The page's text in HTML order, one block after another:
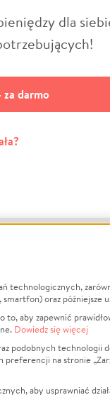
dla
darmo
działa?
Prywatności
technologicznych,
oraz późniejsze
aby zapewnić
Dowiedz się więcej
podobnych technologii
na stronie
aby usprawniać